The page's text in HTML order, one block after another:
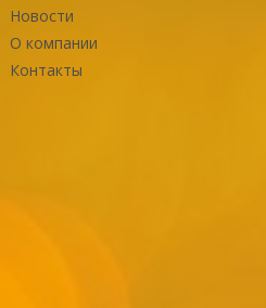
Новости
О компании
Контакты